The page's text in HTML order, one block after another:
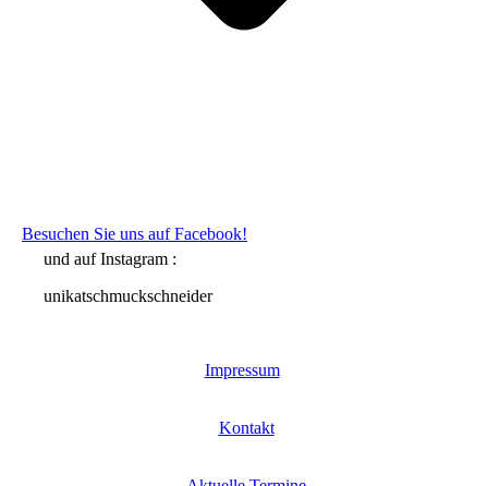
Besuchen Sie uns auf Facebook!
und auf Instagram :
unikatschmuckschneider
Impressum
Kontakt